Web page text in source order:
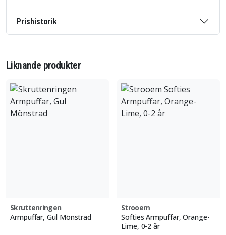
Prishistorik
Liknande produkter
Skruttenringen
Armpuffar, Gul Mönstrad
Strooem
Softies Armpuffar, Orange-
Lime, 0-2 år